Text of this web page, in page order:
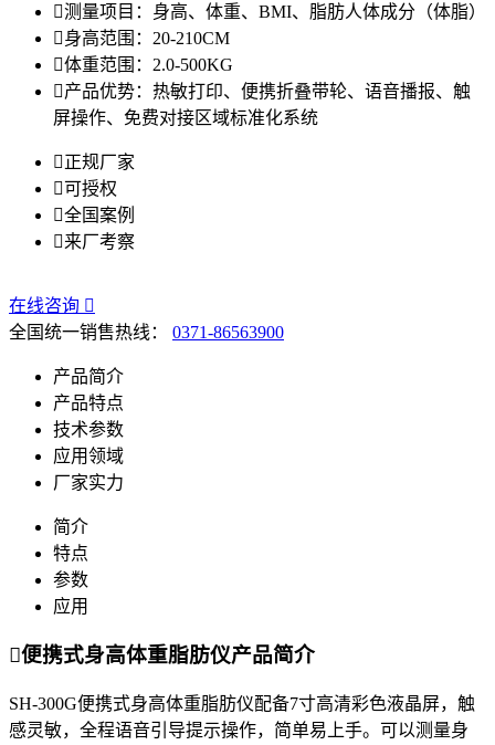
测量项目： 身高、体重、BMI、脂肪人体成分（体脂）
身高范围： 20-210CM
体重范围： 2.0-500KG
产品优势： 热敏打印、便携折叠带轮、语音播报、触
屏操作、免费对接区域标准化系统
正规厂家
可授权
全国案例
来厂考察
在线咨询 
全国统一销售热线：
0371-86563900
产品简介
产品特点
技术参数
应用领域
厂家实力
简介
特点
参数
应用
便携式身高体重脂肪仪产品简介
SH-300G便携式身高体重脂肪仪配备7寸高清彩色液晶屏，触
感灵敏，全程语音引导提示操作，简单易上手。可以测量身